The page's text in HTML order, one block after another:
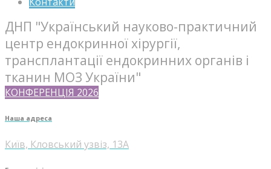
ДНП "Український науково-практичний
центр ендокринної хірургії,
трансплантації ендокринних органів і
тканин МОЗ України"
КОНФЕРЕНЦІЯ 2026
Наша адреса
Київ, Кловський узвіз, 13А